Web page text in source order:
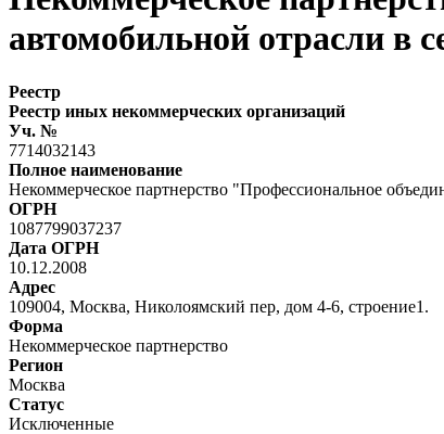
автомобильной отрасли в
Реестр
Реестр иных некоммерческих организаций
Уч. №
7714032143
Полное наименование
Некоммерческое партнерство "Профессиональное
ОГРН
1087799037237
Дата ОГРН
10.12.2008
Адрес
109004, Москва, Николоямский пер, дом 4-6, строение1.
Форма
Некоммерческое партнерство
Регион
Москва
Статус
Исключенные